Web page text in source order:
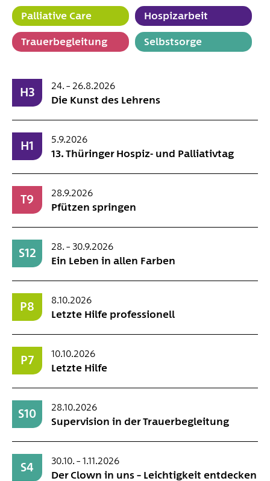
Palliative Care Hospizarbeit
Trauerbegleitung Selbstsorge
H3
24. – 26.8.2026
Die Kunst des Lehrens
H1
5.9.2026
13. Thüringer Hospiz- und Palliativtag
T9
28.9.2026
Pfützen springen
S12
28. – 30.9.2026
Ein Leben in allen Farben
P8
8.10.2026
Letzte Hilfe professionell
P7
10.10.2026
Letzte Hilfe
S10
28.10.2026
Supervision in der Trauerbegleitung
S4
30.10. – 1.11.2026
Der Clown in uns – Leichtigkeit entdecken